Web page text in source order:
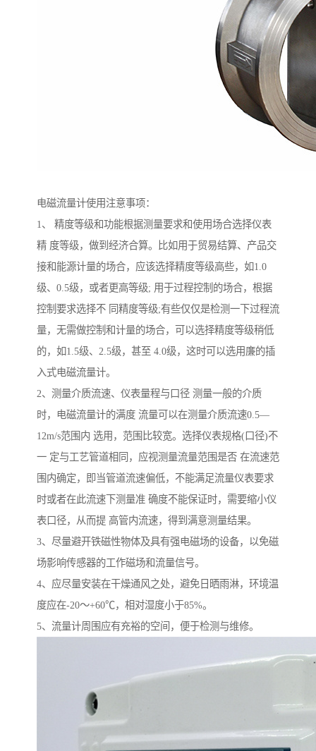
电磁流量计使用注意事项：
1、 精度等级和功能根据测量要求和使用场合选择仪表
精 度等级，做到经济合算。比如用于贸易结算、产品交
接和能源计量的场合，应该选择精度等级高些，如1.0
级、0.5级，或者更高等级; 用于过程控制的场合，根据
控制要求选择不 同精度等级;有些仅仅是检测一下过程流
量，无需做控制和计量的场合，可以选择精度等级稍低
的，如1.5级、2.5级，甚至 4.0级，这时可以选用廉的插
入式电磁流量计。
2、测量介质流速、仪表量程与口径 测量一般的介质
时，电磁流量计的满度 流量可以在测量介质流速0.5—
12m/s范围内 选用，范围比较宽。选择仪表规格(口径)不
一 定与工艺管道相同，应视测量流量范围是否 在流速范
围内确定，即当管道流速偏低，不能满足流量仪表要求
时或者在此流速下测量准 确度不能保证时，需要缩小仪
表口径，从而提 高管内流速，得到满意测量结果。
3、尽量避开铁磁性物体及具有强电磁场的设备，以免磁
场影响传感器的工作磁场和流量信号。
4、应尽量安装在干燥通风之处，避免日晒雨淋，环境温
度应在-20～+60℃，相对湿度小于85%。
5、流量计周围应有充裕的空间，便于检测与维修。